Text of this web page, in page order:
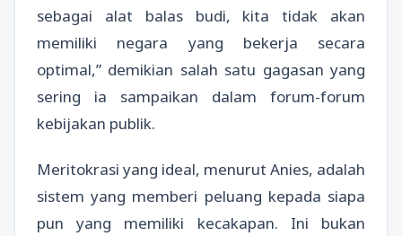
sebagai alat balas budi, kita tidak akan
memiliki negara yang bekerja secara
optimal,” demikian salah satu gagasan yang
sering ia sampaikan dalam forum-forum
kebijakan publik.
Meritokrasi yang ideal, menurut Anies, adalah
sistem yang memberi peluang kepada siapa
pun yang memiliki kecakapan. Ini bukan